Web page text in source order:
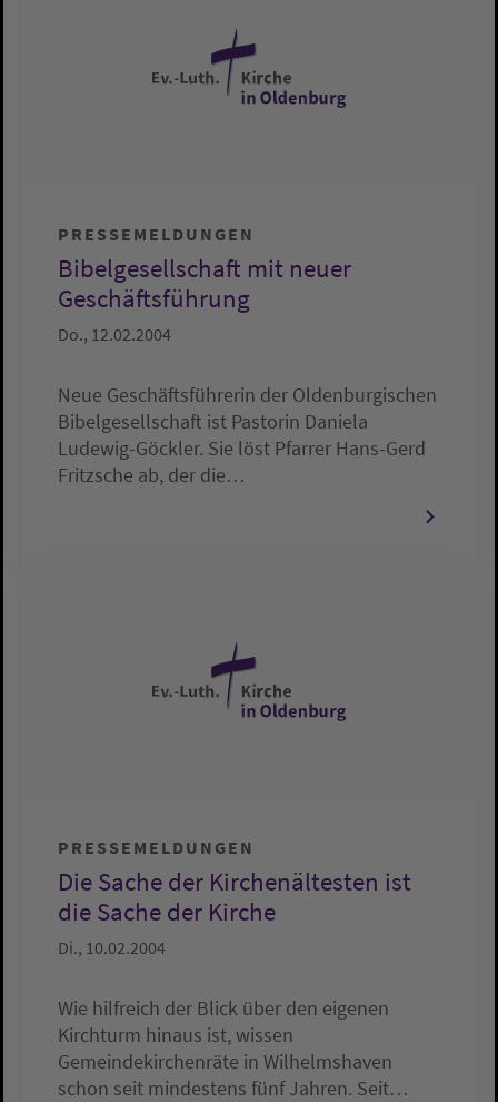
PRESSEMELDUNGEN
Bibelgesellschaft mit neuer
Geschäftsführung
Do., 12.02.2004
Neue Geschäftsführerin der Oldenburgischen
Bibelgesellschaft ist Pastorin Daniela
Ludewig-Göckler. Sie löst Pfarrer Hans-Gerd
Fritzsche ab, der die…
PRESSEMELDUNGEN
Die Sache der Kirchenältesten ist
die Sache der Kirche
Di., 10.02.2004
Wie hilfreich der Blick über den eigenen
Kirchturm hinaus ist, wissen
Gemeindekirchenräte in Wilhelmshaven
schon seit mindestens fünf Jahren. Seit…